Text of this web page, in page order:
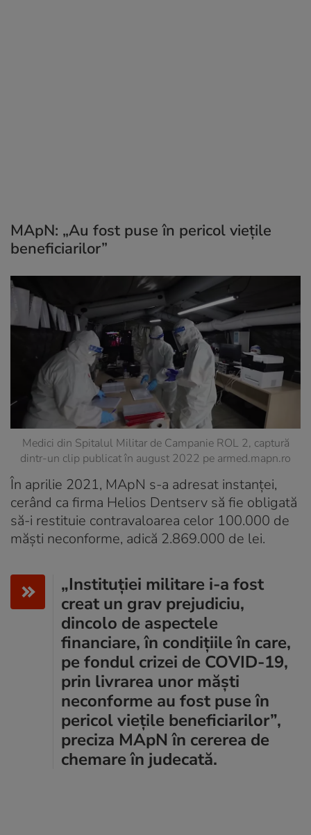
MApN: „Au fost puse în pericol viețile
beneficiarilor”
Medici din Spitalul Militar de Campanie ROL 2, captură
dintr-un clip publicat în august 2022 pe armed.mapn.ro
În aprilie 2021, MApN s-a adresat instanţei,
cerând ca firma Helios Dentserv să fie obligată
să-i restituie contravaloarea celor 100.000 de
măști neconforme, adică 2.869.000 de lei.
„Instituției militare i-a fost
creat un grav prejudiciu,
dincolo de aspectele
financiare, în condițiile în care,
pe fondul crizei de COVID-19,
prin livrarea unor măști
neconforme au fost puse în
pericol viețile beneficiarilor”,
preciza MApN în cererea de
chemare în judecată.